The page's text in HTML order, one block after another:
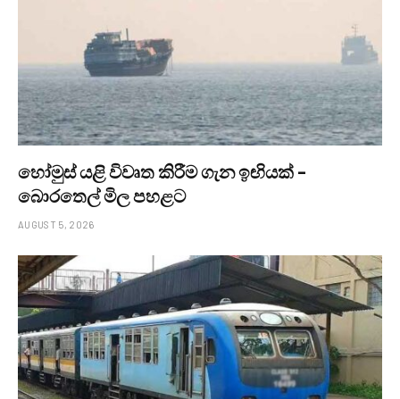
හෝමුස් යළි විවෘත කිරීම ගැන ඉඟියක් –
බොරතෙල් මිල පහළට
AUGUST 5, 2026